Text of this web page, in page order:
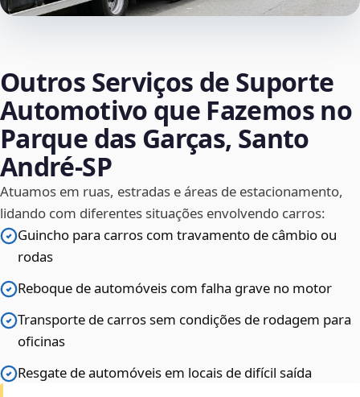
Outros Serviços de Suporte
Automotivo que Fazemos no
Parque das Garças, Santo
André‑SP
Atuamos em ruas, estradas e áreas de estacionamento,
lidando com diferentes situações envolvendo carros:
Guincho para carros com travamento de câmbio ou
rodas
Reboque de automóveis com falha grave no motor
Transporte de carros sem condições de rodagem para
oficinas
Resgate de automóveis em locais de difícil saída